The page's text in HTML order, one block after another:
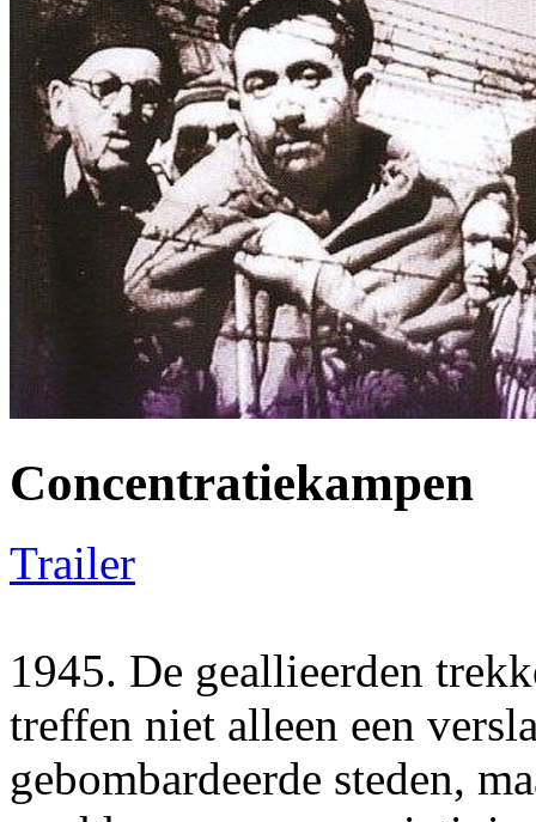
Concentratiekampen
Trailer
1945. De geallieerden
treffen niet alleen een
gebombardeerde steden,